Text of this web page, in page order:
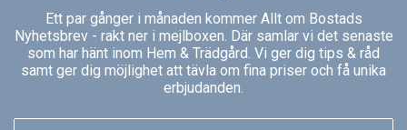
Ett par gånger i månaden kommer Allt om Bostads
Nyhetsbrev - rakt ner i mejlboxen. Där samlar vi det senaste
som har hänt inom Hem & Trädgård. Vi ger dig tips & råd
samt ger dig möjlighet att tävla om fina priser och få unika
erbjudanden.